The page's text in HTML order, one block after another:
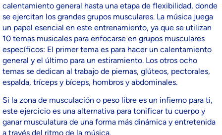
calentamiento general hasta una etapa de flexibilidad, donde
se ejercitan los grandes grupos musculares. La música juega
un papel esencial en este entrenamiento, ya que se utilizan
10 temas musicales para enfocarse en grupos musculares
específicos: El primer tema es para hacer un calentamiento
general y el último para un estiramiento. Los otros ocho
temas se dedican al trabajo de piernas, glúteos, pectorales,
espalda, tríceps y bíceps, hombros y abdominales.
Si la zona de musculación o peso libre es un infierno para ti,
este ejercicio es una alternativa para tonificar tu cuerpo y
ganar musculatura de una forma más dinámica y entretenida
a través del ritmo de la música.